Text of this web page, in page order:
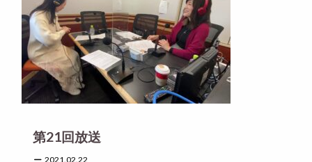
第21回放送
2021.02.22